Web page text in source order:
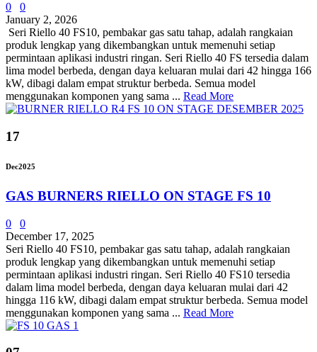
0
0
January 2, 2026
Seri Riello 40 FS10, pembakar gas satu tahap, adalah rangkaian
produk lengkap yang dikembangkan untuk memenuhi setiap
permintaan aplikasi industri ringan. Seri Riello 40 FS tersedia dalam
lima model berbeda, dengan daya keluaran mulai dari 42 hingga 166
kW, dibagi dalam empat struktur berbeda. Semua model
menggunakan komponen yang sama ... Read More
17
Dec2025
GAS BURNERS RIELLO ON STAGE FS 10
0
0
December 17, 2025
Seri Riello 40 FS10, pembakar gas satu tahap, adalah rangkaian
produk lengkap yang dikembangkan untuk memenuhi setiap
permintaan aplikasi industri ringan. Seri Riello 40 FS10 tersedia
dalam lima model berbeda, dengan daya keluaran mulai dari 42
hingga 116 kW, dibagi dalam empat struktur berbeda. Semua model
menggunakan komponen yang sama ... Read More